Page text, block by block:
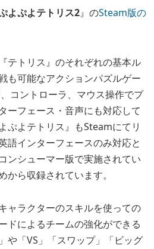
よぷよテトリス2』のSteam版の
テトリス』のそれぞれの基本ル
も可能なアクションパズルゲー
コントローラ、マウス操作でプ
ーフェース・音声にも対応して
ぷよテトリス』もSteamにてリ
語インターフェースのみ対応と
ンシューマー版で実施されてい
から収録されています。
ャラクターのスキルを使っての
ドによるチームの強化ができる
や「VS」「スワップ」「ビッグ